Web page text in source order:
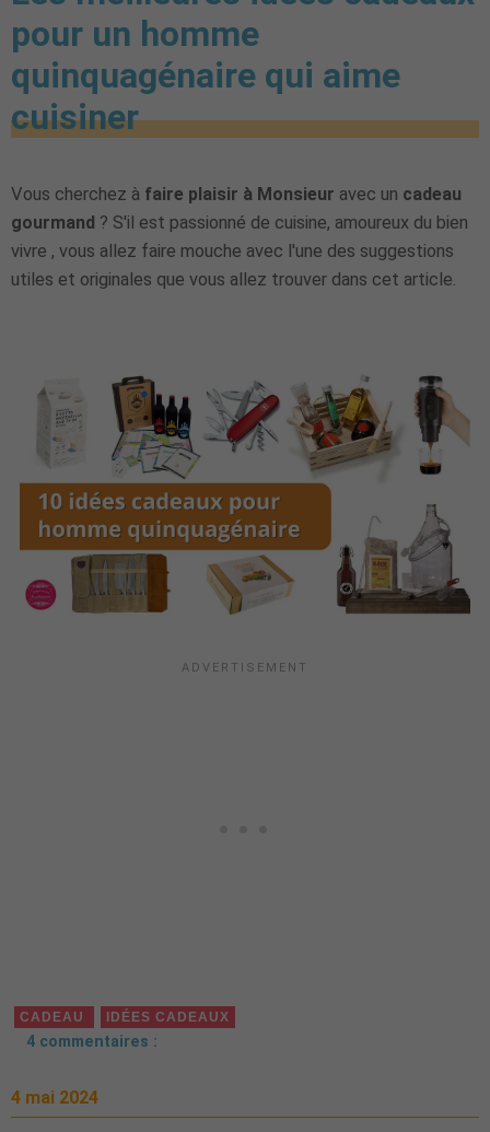
pour un homme
quinquagénaire qui aime
cuisiner
Vous cherchez à faire plaisir à Monsieur avec un cadeau
gourmand ? S'il est passionné de cuisine, amoureux du bien
vivre , vous allez faire mouche avec l'une des suggestions
utiles et originales que vous allez trouver dans cet article.
CADEAU IDÉES CADEAUX
4 commentaires :
4 mai 2024